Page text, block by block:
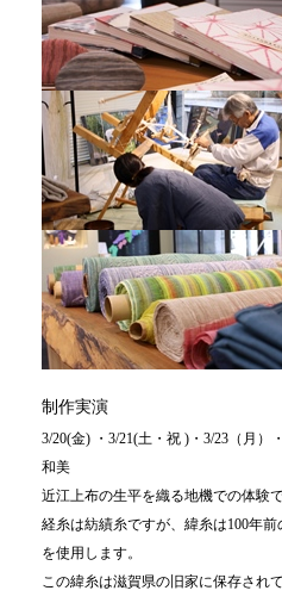
制作実演
3/20(金) ・3/21(土・祝 )・3/23（月
和美
近江上布の生平を織る地機での体験で
経糸は紡績糸ですが、緯糸は100年前
を使用します。
この緯糸は滋賀県の旧家に保存され